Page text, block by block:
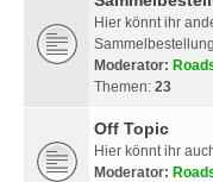
Hier könnt ihr
Moderator:
Themen: 23
Off Topic
Hier könnt ihr
Moderator: